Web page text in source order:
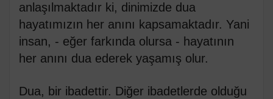
anlaşılmaktadır ki, dinimizde dua
hayatımızın her anını kapsamaktadır. Yani
insan, - eğer farkında olursa - hayatının
her anını dua ederek yaşamış olur.
Dua, bir ibadettir. Diğer ibadetlerde olduğu